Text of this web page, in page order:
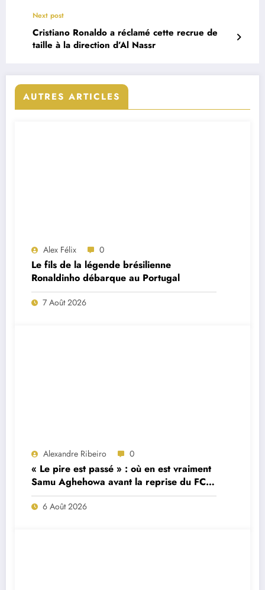
Next post
Cristiano Ronaldo a réclamé cette recrue de
taille à la direction d’Al Nassr
AUTRES ARTICLES
Alex Félix 0
Le fils de la légende brésilienne
Ronaldinho débarque au Portugal
7 Août 2026
Alexandre Ribeiro 0
« Le pire est passé » : où en est vraiment
Samu Aghehowa avant la reprise du FC
Porto ?
6 Août 2026